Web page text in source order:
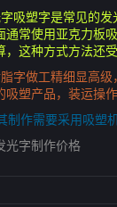
吸塑字是常见的
通常使用亚克力板
，这种方式方法还
字做工精细显高
吸塑产品，装运操
制作需要采用吸塑
光字制作价格